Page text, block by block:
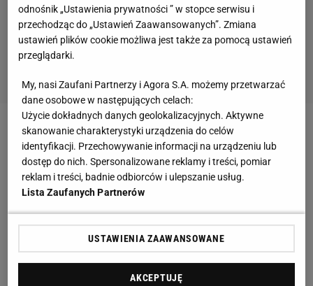
Zobacz wideoLech może sprowadzić kolejnego
piłkarza. "Lech powinien mieć trzeciego napastnika"
Dlatego do Poznania na roczne wypożyczenie trafił
Marko Malenica. 26-letni bramkarz jest
wychowankiem Osijeku, w którego pierwszej
drużynie przebywa od siedmiu lat. W tym czasie
zawodnik zaliczył dwa wypożyczenia do innych
odnośnik „Ustawienia prywatności ” w stopce serwisu i
przechodząc do „Ustawień Zaawansowanych”. Zmiana
ustawień plików cookie możliwa jest także za pomocą ustawień
przeglądarki.
My, nasi Zaufani Partnerzy i Agora S.A. możemy przetwarzać
dane osobowe w następujących celach:
Użycie dokładnych danych geolokalizacyjnych. Aktywne
skanowanie charakterystyki urządzenia do celów
identyfikacji. Przechowywanie informacji na urządzeniu lub
dostęp do nich. Spersonalizowane reklamy i treści, pomiar
reklam i treści, badnie odbiorców i ulepszanie usług.
Lista Zaufanych Partnerów
USTAWIENIA ZAAWANSOWANE
AKCEPTUJĘ